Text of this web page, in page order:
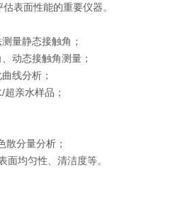
表面性能的重要仪器。
量静态接触角；
动态接触角测量；
线分析；
亲水样品；
分量分析；
均匀性、清洁度等。